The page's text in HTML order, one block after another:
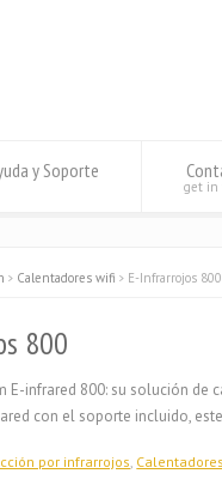
y Soporte
get in
Calentadores wifi E-Infrarrojos 800
800
E-infrared 800: su solución
con el soporte incluido,
por infrarrojos,